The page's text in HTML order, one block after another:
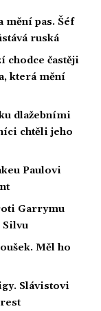
mění pas. Šéf
ruská
chodce častěji
která mění
dlažebními
chtěli jeho
Paulovi
Garrymu
Silvu
Měl ho
Slávistovi